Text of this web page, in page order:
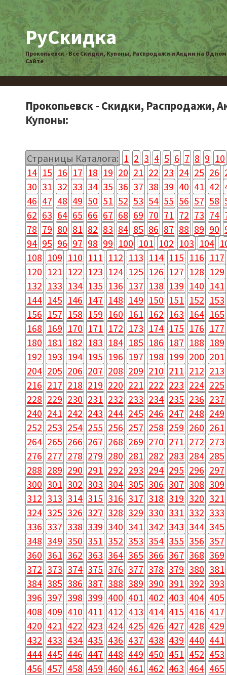
РуСкидка
Прокопьевск - Все Скидки, Купоны, Распродажи и Акции на Одном
Сайте
Прокопьевск - Скидки, Распродажи,
Купоны:
Страницы Каталога: 1 2 3 4 5 6 7 8 9 10
14 15 16 17 18 19 20 21 22 23 24 25 26
30 31 32 33 34 35 36 37 38 39 40 41 42
46 47 48 49 50 51 52 53 54 55 56 57 58
62 63 64 65 66 67 68 69 70 71 72 73 74
78 79 80 81 82 83 84 85 86 87 88 89 90
94 95 96 97 98 99 100 101 102 103 104
108 109 110 111 112 113 114 115 116 117
120 121 122 123 124 125 126 127 128 129
132 133 134 135 136 137 138 139 140 141
144 145 146 147 148 149 150 151 152 153
156 157 158 159 160 161 162 163 164 165
168 169 170 171 172 173 174 175 176 177
180 181 182 183 184 185 186 187 188 189
192 193 194 195 196 197 198 199 200 201
204 205 206 207 208 209 210 211 212 213
216 217 218 219 220 221 222 223 224 225
228 229 230 231 232 233 234 235 236 237
240 241 242 243 244 245 246 247 248 249
252 253 254 255 256 257 258 259 260 261
264 265 266 267 268 269 270 271 272 273
276 277 278 279 280 281 282 283 284 285
288 289 290 291 292 293 294 295 296 297
300 301 302 303 304 305 306 307 308 309
312 313 314 315 316 317 318 319 320 321
324 325 326 327 328 329 330 331 332 333
336 337 338 339 340 341 342 343 344 345
348 349 350 351 352 353 354 355 356 357
360 361 362 363 364 365 366 367 368 369
372 373 374 375 376 377 378 379 380 381
384 385 386 387 388 389 390 391 392 393
396 397 398 399 400 401 402 403 404 405
408 409 410 411 412 413 414 415 416 417
420 421 422 423 424 425 426 427 428 429
432 433 434 435 436 437 438 439 440 441
444 445 446 447 448 449 450 451 452 453
456 457 458 459 460 461 462 463 464 465